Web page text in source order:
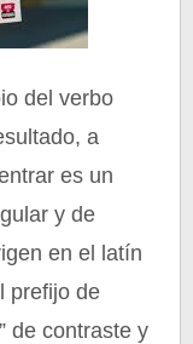
del verbo
a
es un
y de
en el latín
prefijo de
de contraste y